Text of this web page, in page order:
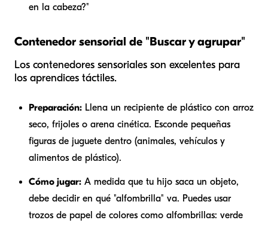
en la cabeza?"
Contenedor sensorial de "Buscar y agrupar"
Los contenedores sensoriales son excelentes para
los aprendices táctiles.
Preparación: Llena un recipiente de plástico con arroz
seco, frijoles o arena cinética. Esconde pequeñas
figuras de juguete dentro (animales, vehículos y
alimentos de plástico).
Cómo jugar: A medida que tu hijo saca un objeto,
debe decidir en qué "alfombrilla" va. Puedes usar
trozos de papel de colores como alfombrillas: verde